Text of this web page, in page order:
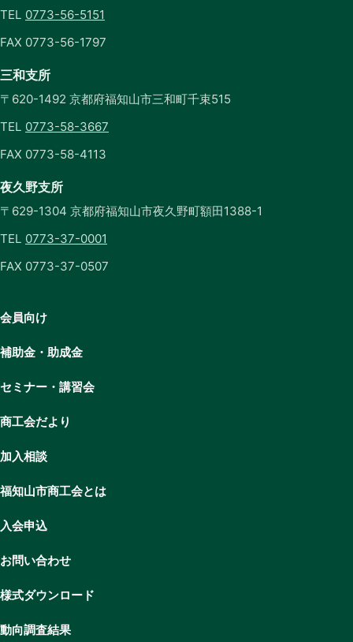
TEL 0773-56-5151
FAX 0773-56-1797
三和支所
〒620-1492 京都府福知山市三和町千束515
TEL 0773-58-3667
FAX 0773-58-4113
夜久野支所
〒629-1304 京都府福知山市夜久野町額田1388-1
TEL 0773-37-0001
FAX 0773-37-0507
会員向け
補助金・助成金
セミナー・講習会
商工会だより
加入相談
福知山市商工会とは
入会申込
お問い合わせ
様式ダウンロード
動向調査結果